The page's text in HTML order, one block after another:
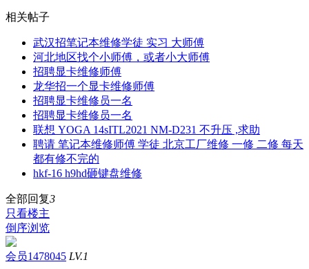
相关帖子
武汉招笔记本维修学徒 实习 大师傅
河北地区找个小师傅，或者小大师傅
招聘显卡维修师傅
龙华招一个显卡维修师傅
招聘显卡维修员一名
招聘显卡维修员一名
联想 YOGA 14sITL2021 NM-D231 不升压 ,求助
聘请 笔记本维修师傅 学徒 北京工厂维修 一修 二修 每天
都有修不完的
hkf-16 h9hd砸键盘维修
全部回复3
只看楼主
倒序浏览
会员1478045 LV.1